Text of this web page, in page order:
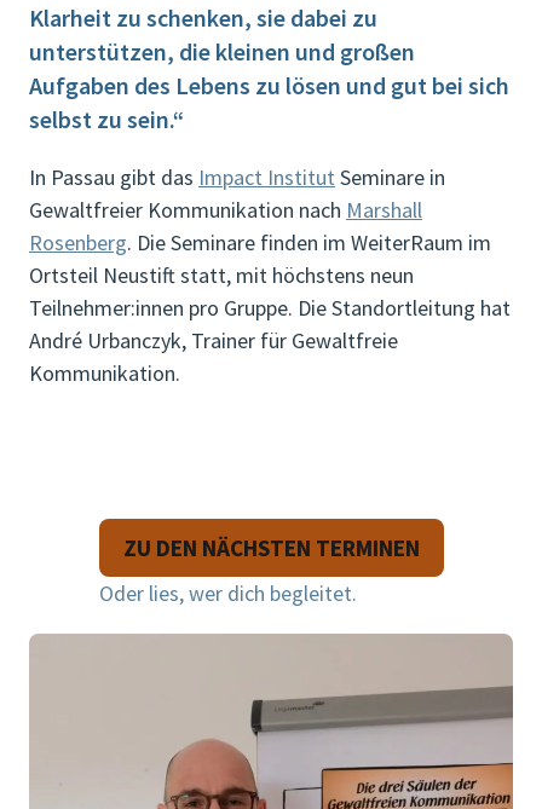
Klarheit zu schenken, sie dabei zu
unterstützen, die kleinen und großen
Aufgaben des Lebens zu lösen und gut bei sich
selbst zu sein.“
In Passau gibt das Impact Institut Seminare in
Gewaltfreier Kommunikation nach Marshall
Rosenberg. Die Seminare finden im WeiterRaum im
Ortsteil Neustift statt, mit höchstens neun
Teilnehmer:innen pro Gruppe. Die Standortleitung hat
André Urbanczyk, Trainer für Gewaltfreie
Kommunikation.
ZU DEN NÄCHSTEN TERMINEN
Oder lies, wer dich begleitet.